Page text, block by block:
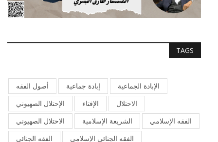
TAGS
أصول الفقه إبادة جماعية
الإبادة الجماعية
الإحتلال الصهيوني
الإفتاء
الاحتلال
الاحتلال الصهيوني
الشريعة الإسلامية
الفقه الإسلامي
الفقه الجنائي
الفقه الجنائي الإسلامي